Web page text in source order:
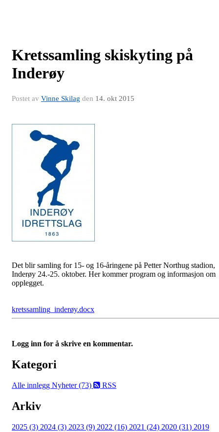
Kretssamling skiskyting på
Inderøy
Postet av Vinne Skilag den 14. okt 2015
Det blir samling for 15- og 16-åringene på Petter Northug stadion,
Inderøy 24.-25. oktober. Her kommer program og informasjon om
opplegget.
kretssamling_inderøy.docx
Logg inn for å skrive en kommentar.
Kategori
Alle innlegg Nyheter (73) RSS
Arkiv
2025 (3) 2024 (3) 2023 (9) 2022 (16) 2021 (24) 2020 (31) 2019